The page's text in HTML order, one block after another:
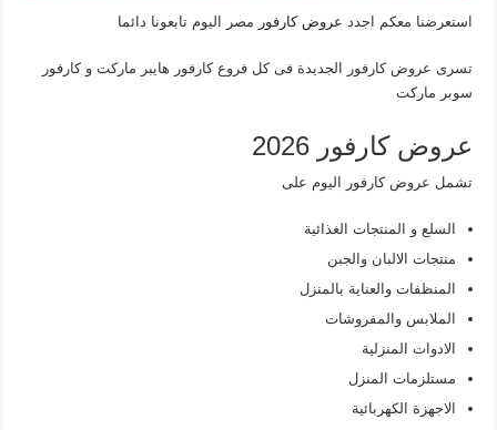
استعرضنا معكم اجدد عروض كارفور مصر اليوم تابعونا دائما
تسرى عروض كارفور الجديدة فى كل فروع كارفور هايبر ماركت و كارفور
سوبر ماركت
عروض كارفور 2026
تشمل عروض كارفور اليوم على
السلع و المنتجات الغذائية
منتجات الالبان والجبن
المنظفات والعناية بالمنزل
الملابس والمفروشات
الادوات المنزلية
مستلزمات المنزل
الاجهزة الكهربائية